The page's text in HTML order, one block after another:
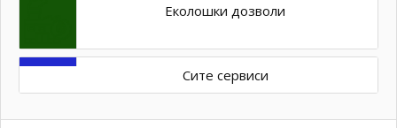
Еколошки дозволи
Сите сервиси